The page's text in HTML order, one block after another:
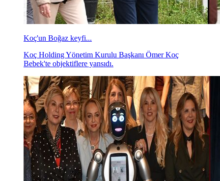
Koç'un Boğaz keyfi...
Koç Holding Yönetim Kurulu Başkanı Ömer Koç
Bebek'te objektiflere yansıdı.